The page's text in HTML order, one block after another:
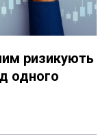
ризикують
одного